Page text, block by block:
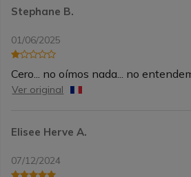
Stephane B.
01/06/2025
Cero... no oímos nada... no
Ver original
Elisee Herve A.
07/12/2024